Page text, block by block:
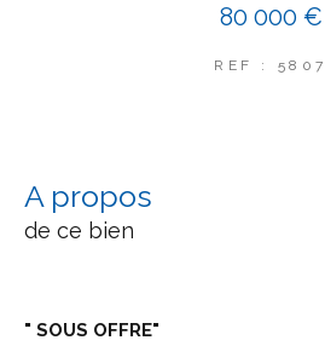
80 000 €
REF : 5807
a propos
de ce bien
" SOUS OFFRE"